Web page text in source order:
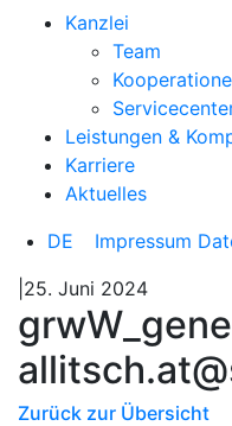
Kanzlei
Team
Leistungen &
Karriere
Aktuelles
DE
Impressum
|25. Juni 2024
Zurück zur Übersicht